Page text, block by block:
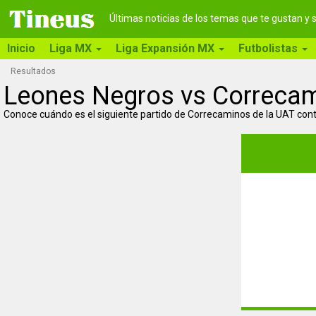
Últimas noticias de los temas que te gustan y
Inicio Liga MX Liga Expansión MX Futbolistas
Resultados
Leones Negros vs
Conoce cuándo es el siguiente partido de Correcaminos de la UAT